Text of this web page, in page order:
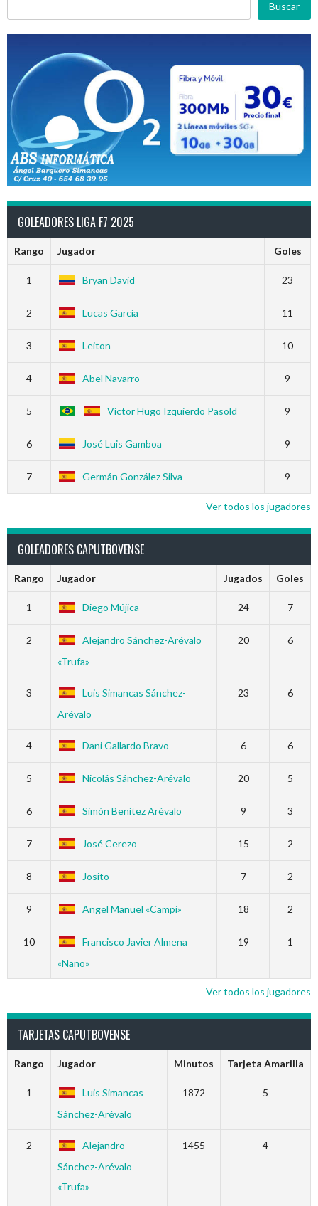
Buscar
GOLEADORES LIGA F7 2025
Rango Jugador Goles
1 Bryan David 23
2 Lucas García 11
3 Leiton 10
4 Abel Navarro 9
5 Víctor Hugo Izquierdo Pasold 9
6 José Luis Gamboa 9
7 Germán González Silva 9
Ver todos los jugadores
GOLEADORES CAPUTBOVENSE
Rango Jugador Jugados Goles
1 Diego Mújica 24 7
2
Alejandro Sánchez-Arévalo
«Trufa»
20 6
3
Luis Simancas Sánchez-
Arévalo
23 6
4 Dani Gallardo Bravo 6 6
5 Nicolás Sánchez-Arévalo 20 5
6 Simón Benítez Arévalo 9 3
7 José Cerezo 15 2
8 Josito 7 2
9 Angel Manuel «Campi» 18 2
10
Francisco Javier Almena
«Nano»
19 1
Ver todos los jugadores
TARJETAS CAPUTBOVENSE
Rango Jugador Minutos Tarjeta Amarilla
1
Luis Simancas
Sánchez-Arévalo
1872 5
2
Alejandro
Sánchez-Arévalo
«Trufa»
1455 4